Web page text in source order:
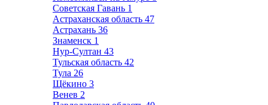
Советская Гавань 1
Астраханская область 47
Астрахань 36
Знаменск 1
Нур-Султан 43
Тульская область 42
Тула 26
Щёкино 3
Венев 2